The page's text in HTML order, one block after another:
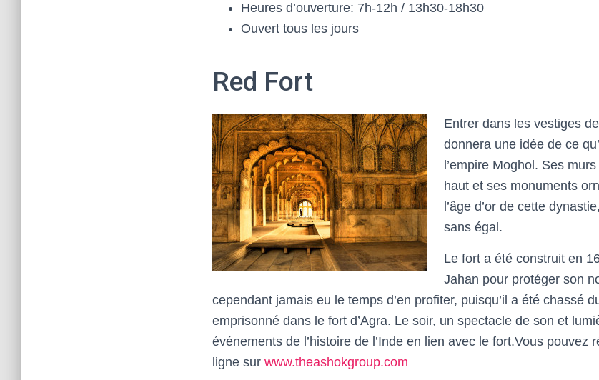
Heures d’ouverture: 7h-12h / 13h30-18h30
Ouvert tous les jours
Red Fort
Entrer dans les vestiges
donnera une idée de ce
l’empire Moghol. Ses
haut et ses monuments
l’âge d’or de cette
sans égal.
Le fort a été construit en
Jahan pour protéger son
cependant jamais eu le temps d’en profiter, puisqu’il a été chassé
emprisonné dans le fort d’Agra. Le soir, un spectacle de son et
événements de l’histoire de l’Inde en lien avec le fort.Vous pouvez
ligne sur www.theashokgroup.com